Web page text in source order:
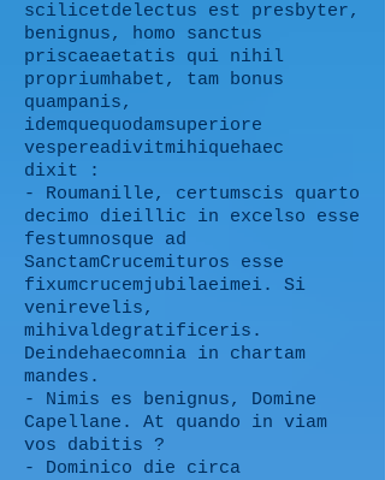
scilicetdelectus est presbyter,
benignus, homo sanctus
priscaeaetatis qui nihil
propriumhabet, tam bonus
quampanis,
idemquequodamsuperiore
vespereadivitmihiquehaec
dixit :
- Roumanille, certumscis quarto
decimo dieillic in excelso esse
festumnosque ad
SanctamCrucemituros esse
fixumcrucemjubilaeimei. Si
venirevelis,
mihivaldegratificeris.
Deindehaecomnia in chartam
mandes.
- Nimis es benignus, Domine
Capellane. At quando in viam
vos dabitis ?
- Dominico die circa